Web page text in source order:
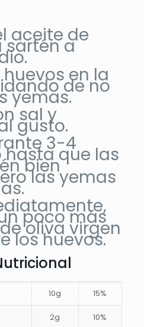
aceite de
sartén a
en la
de no
yemas.
sal y
gusto.
3-4
hasta que las
bien
las yemas
poco más
oliva virgen
los huevos.
10g 15%
2g 10%